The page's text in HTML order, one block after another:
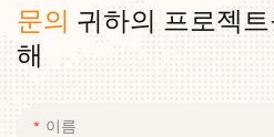
문의 귀하의 프로젝
해
이름